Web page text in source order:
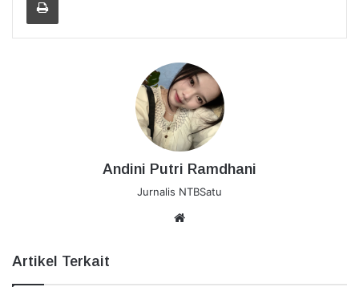
Andini Putri Ramdhani
Jurnalis NTBSatu
Artikel Terkait